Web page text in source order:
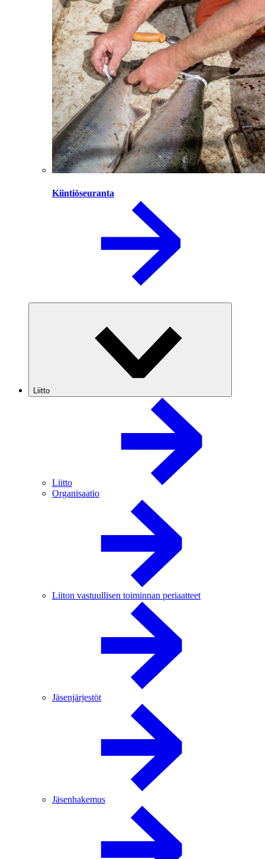
Kiintiöseuranta
Liitto
Liitto
Organisaatio
Liiton vastuullisen toiminnan periaatteet
Jäsenjärjestöt
Jäsenhakemus